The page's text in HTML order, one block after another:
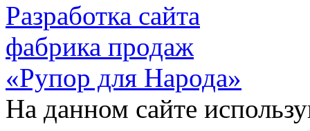
Разработка сайта
фабрика продаж
«Рупор для Народа»
На данном сайте